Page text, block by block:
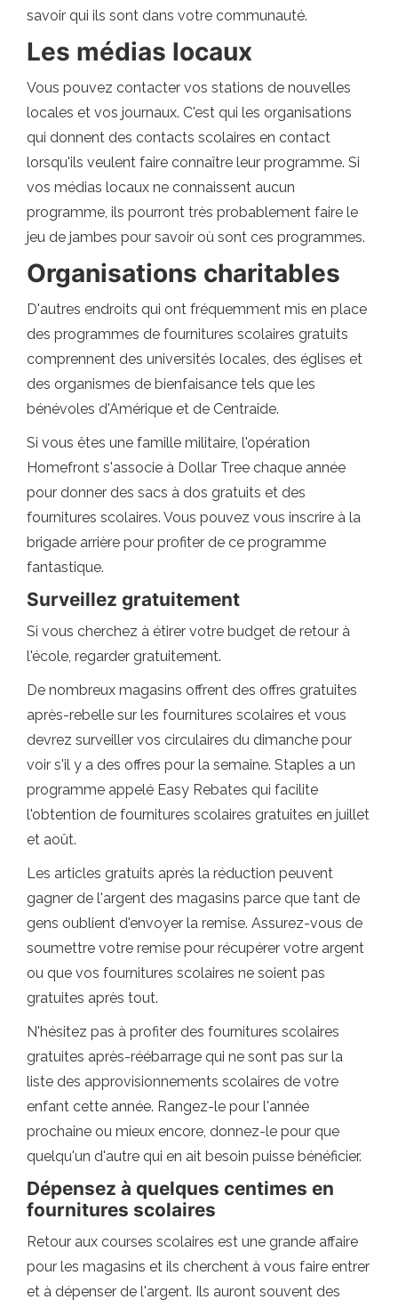
savoir qui ils sont dans votre communauté.
Les médias locaux
Vous pouvez contacter vos stations de nouvelles
locales et vos journaux. C'est qui les organisations
qui donnent des contacts scolaires en contact
lorsqu'ils veulent faire connaître leur programme. Si
vos médias locaux ne connaissent aucun
programme, ils pourront très probablement faire le
jeu de jambes pour savoir où sont ces programmes.
Organisations charitables
D'autres endroits qui ont fréquemment mis en place
des programmes de fournitures scolaires gratuits
comprennent des universités locales, des églises et
des organismes de bienfaisance tels que les
bénévoles d'Amérique et de Centraide.
Si vous êtes une famille militaire, l'opération
Homefront s'associe à Dollar Tree chaque année
pour donner des sacs à dos gratuits et des
fournitures scolaires. Vous pouvez vous inscrire à la
brigade arrière pour profiter de ce programme
fantastique.
Surveillez gratuitement
Si vous cherchez à étirer votre budget de retour à
l'école, regarder gratuitement.
De nombreux magasins offrent des offres gratuites
après-rebelle sur les fournitures scolaires et vous
devrez surveiller vos circulaires du dimanche pour
voir s'il y a des offres pour la semaine. Staples a un
programme appelé Easy Rebates qui facilite
l'obtention de fournitures scolaires gratuites en juillet
et août.
Les articles gratuits après la réduction peuvent
gagner de l'argent des magasins parce que tant de
gens oublient d'envoyer la remise. Assurez-vous de
soumettre votre remise pour récupérer votre argent
ou que vos fournitures scolaires ne soient pas
gratuites après tout.
N'hésitez pas à profiter des fournitures scolaires
gratuites après-réébarrage qui ne sont pas sur la
liste des approvisionnements scolaires de votre
enfant cette année. Rangez-le pour l'année
prochaine ou mieux encore, donnez-le pour que
quelqu'un d'autre qui en ait besoin puisse bénéficier.
Dépensez à quelques centimes en
fournitures scolaires
Retour aux courses scolaires est une grande affaire
pour les magasins et ils cherchent à vous faire entrer
et à dépenser de l'argent. Ils auront souvent des